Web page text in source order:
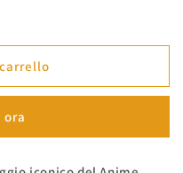
ora